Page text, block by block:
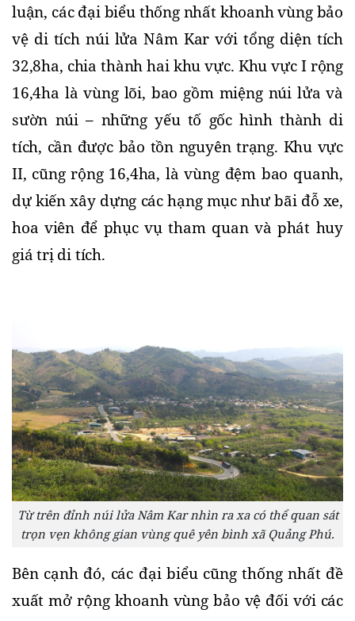
luận, các đại biểu thống nhất khoanh vùng bảo
vệ di tích núi lửa Nâm Kar với tổng diện tích
32,8ha, chia thành hai khu vực. Khu vực I rộng
16,4ha là vùng lõi, bao gồm miệng núi lửa và
sườn núi – những yếu tố gốc hình thành di
tích, cần được bảo tồn nguyên trạng. Khu vực
II, cũng rộng 16,4ha, là vùng đệm bao quanh,
dự kiến xây dựng các hạng mục như bãi đỗ xe,
hoa viên để phục vụ tham quan và phát huy
giá trị di tích.
Từ trên đỉnh núi lửa Nâm Kar nhìn ra xa có thể quan sát
trọn vẹn không gian vùng quê yên bình xã Quảng Phú.
Bên cạnh đó, các đại biểu cũng thống nhất đề
xuất mở rộng khoanh vùng bảo vệ đối với các